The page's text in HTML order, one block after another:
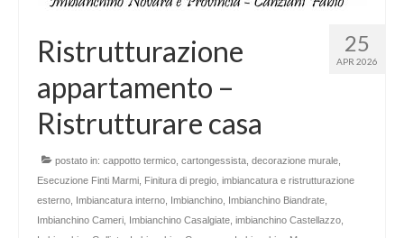
25
APR 2026
Ristrutturazione
appartamento –
Ristrutturare casa
postato in: cappotto termico, cartongessista, decorazione murale,
Esecuzione Finti Marmi, Finitura di pregio, imbiancatura e ristrutturazione
esterno, Imbiancatura interno, Imbianchino, Imbianchino Biandrate,
Imbianchino Cameri, Imbianchino Casalgiate, imbianchino Castellazzo,